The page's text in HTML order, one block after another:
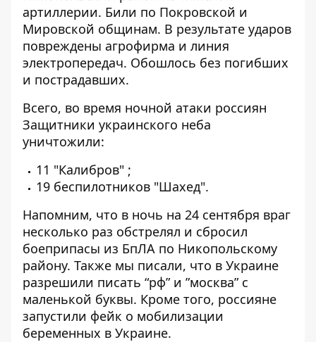
артиллерии. Били по Покровской и
Мировской общинам. В результате ударов
повреждены агрофирма и линия
электропередач. Обошлось без погибших
и пострадавших.
Всего, во время ночной атаки россиян
Защитники украинского неба
уничтожили:
11 "Калибров" ;
19 беспилотников "Шахед".
Напомним, что в ночь на 24 сентября враг
несколько раз обстрелял и сбросил
боеприпасы из БпЛА по Никопольскому
району. Также мы писали, что в Украине
разрешили писать “рф” и ”москва” с
маленькой буквы. Кроме того, россияне
запустили фейк о мобилизации
беременных в Украине.